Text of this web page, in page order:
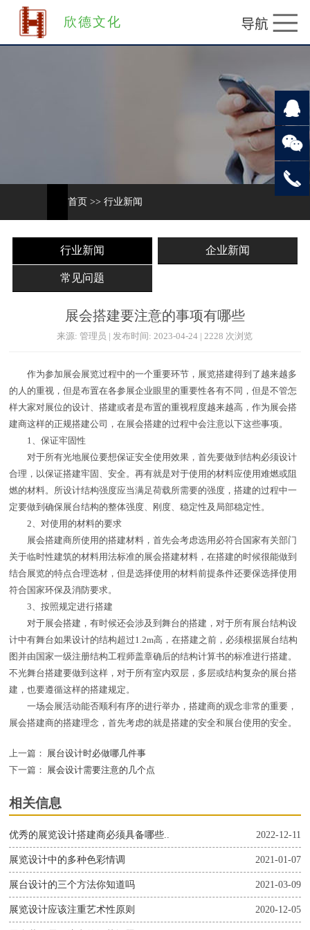
欣德文化
首页 >> 行业新闻
行业新闻 企业新闻
常见问题
展会搭建要注意的事项有哪些
来源: 管理员 | 发布时间: 2023-04-24 | 2228 次浏览
作为参加展会展览过程中的一个重要环节，展览搭建得到了越来越多
的人的重视，但是布置在各参展企业眼里的重要性各有不同，但是不管怎
样大家对展位的设计、搭建或者是布置的重视程度越来越高，作为展会搭
建商这样的正规搭建公司，在展会搭建的过程中会注意以下这些事项。
1、保证牢固性
对于所有光地展位要想保证安全使用效果，首先要做到结构必须设计
合理，以保证搭建牢固、安全。再有就是对于使用的材料应使用难燃或阻
燃的材料。所设计结构强度应当满足荷载所需要的强度，搭建的过程中一
定要做到确保展台结构的整体强度、刚度、稳定性及局部稳定性。
2、对使用的材料的要求
展会搭建商所使用的搭建材料，首先会考虑选用必符合国家有关部门
关于临时性建筑的材料用法标准的展会搭建材料，在搭建的时候很能做到
结合展览的特点合理选材，但是选择使用的材料前提条件还要保选择使用
符合国家环保及消防要求。
3、按照规定进行搭建
对于展会搭建，有时候还会涉及到舞台的搭建，对于所有展台结构设
计中有舞台如果设计的结构超过1.2m高，在搭建之前，必须根据展台结构
图并由国家一级注册结构工程师盖章确后的结构计算书的标准进行搭建。
不光舞台搭建要做到这样，对于所有室内双层，多层或结构复杂的展台搭
建，也要遵循这样的搭建规定。
一场会展活动能否顺利有序的进行举办，搭建商的观念非常的重要，
展会搭建商的搭建理念，首先考虑的就是搭建的安全和展台使用的安全。
上一篇：
展台设计时必做哪几件事
下一篇：
展会设计需要注意的几个点
相关信息
2022-12-11
优秀的展览设计搭建商必须具备哪些..
2021-01-07
展览设计中的多种色彩情调
2021-03-09
展台设计的三个方法你知道吗
2020-12-05
展览设计应该注重艺术性原则